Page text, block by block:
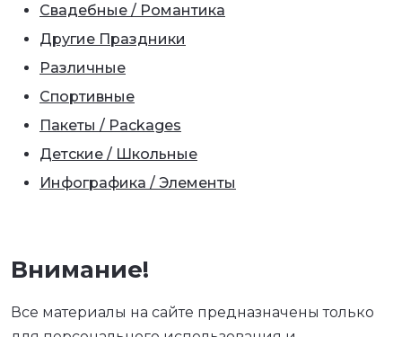
Свадебные / Романтика
Другие Праздники
Различные
Спортивные
Пакеты / Packages
Детские / Школьные
Инфографика / Элементы
Внимание!
Все материалы на сайте предназначены только